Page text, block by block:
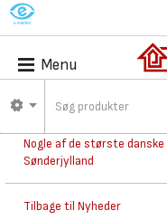
M
Menu
Nyhedsarkiv
Nogle af de største
Sønderjylland
Tilbage til Nyheder